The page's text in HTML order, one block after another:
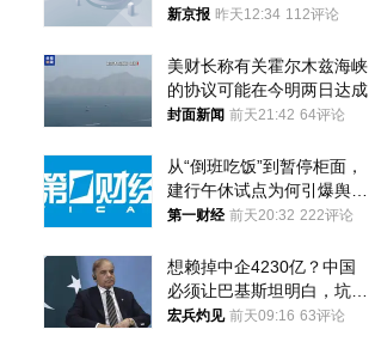
罪判决
新京报 昨天12:34 112评论
美财长称有关霍尔木兹海峡
的协议可能在今明两日达成
封面新闻 前天21:42 64评论
从“倒班吃饭”到暂停柜面，
建行午休试点为何引爆舆
论？
第一财经 前天20:32 222评论
想赖掉中企4230亿？中国
必须让巴基斯坦明白，坑中
国人钱的代价！
宏兵灼见 前天09:16 63评论